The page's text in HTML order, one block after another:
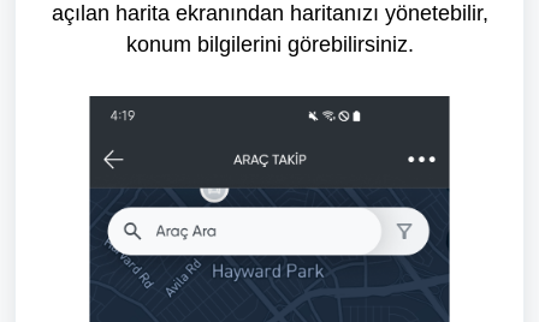
açılan harita ekranından haritanızı yönetebilir,
konum bilgilerini görebilirsiniz.